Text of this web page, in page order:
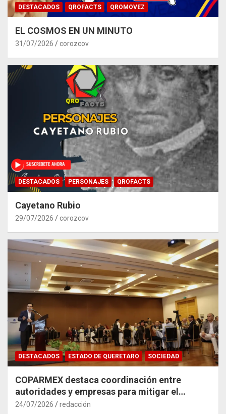
DESTACADOS QROFACTS QROMOVEZ
EL COSMOS EN UN MINUTO
31/07/2026 corozcov
DESTACADOS PERSONAJES QROFACTS
Cayetano Rubio
29/07/2026 corozcov
DESTACADOS ESTADO DE QUERETARO SOCIEDAD
COPARMEX destaca coordinación entre
autoridades y empresas para mitigar el
impacto del Tren México–Querétaro
24/07/2026 redacción